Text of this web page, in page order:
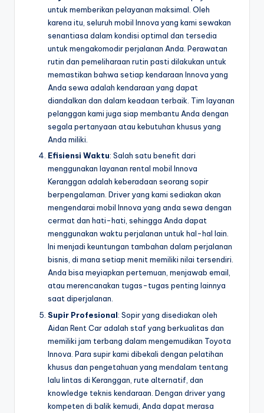
untuk memberikan pelayanan maksimal. Oleh
karena itu, seluruh mobil Innova yang kami sewakan
senantiasa dalam kondisi optimal dan tersedia
untuk mengakomodir perjalanan Anda. Perawatan
rutin dan pemeliharaan rutin pasti dilakukan untuk
memastikan bahwa setiap kendaraan Innova yang
Anda sewa adalah kendaraan yang dapat
diandalkan dan dalam keadaan terbaik. Tim layanan
pelanggan kami juga siap membantu Anda dengan
segala pertanyaan atau kebutuhan khusus yang
Anda miliki.
Efisiensi Waktu: Salah satu benefit dari
menggunakan layanan rental mobil Innova
Keranggan adalah keberadaan seorang sopir
berpengalaman. Driver yang kami sediakan akan
mengendarai mobil Innova yang anda sewa dengan
cermat dan hati-hati, sehingga Anda dapat
menggunakan waktu perjalanan untuk hal-hal lain.
Ini menjadi keuntungan tambahan dalam perjalanan
bisnis, di mana setiap menit memiliki nilai tersendiri.
Anda bisa meyiapkan pertemuan, menjawab email,
atau merencanakan tugas-tugas penting lainnya
saat diperjalanan.
Supir Profesional: Sopir yang disediakan oleh
Aidan Rent Car adalah staf yang berkualitas dan
memiliki jam terbang dalam mengemudikan Toyota
Innova. Para supir kami dibekali dengan pelatihan
khusus dan pengetahuan yang mendalam tentang
lalu lintas di Keranggan, rute alternatif, dan
knowledge teknis kendaraan. Dengan driver yang
kompeten di balik kemudi, Anda dapat merasa